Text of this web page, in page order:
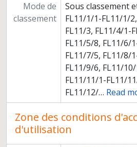
Mode de
classement
Sous classement
FL11/1/1-FL11/1/
FL11/3, FL11/4/1-
FL11/5/8, FL11/6/
FL11/7/5, FL11/8/
FL11/9/6, FL11/
FL11/11/1-FL11/
FL11/12/… Read
Zone des conditions
d'utilisation